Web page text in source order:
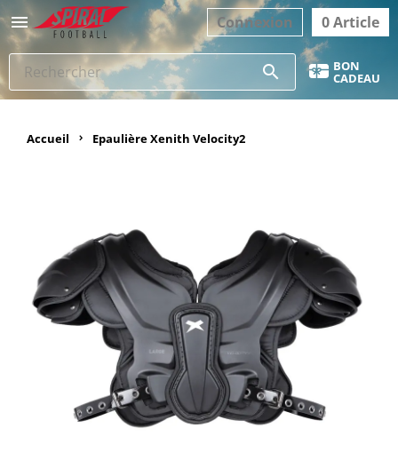
 0 Article
Connexion
search BON
CADEAU
Accueil Epaulière Xenith Velocity2